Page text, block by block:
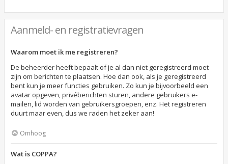
Aanmeld- en registratievragen
Waarom moet ik me registreren?
De beheerder heeft bepaalt of je al dan niet geregistreerd moet
zijn om berichten te plaatsen. Hoe dan ook, als je geregistreerd
bent kun je meer functies gebruiken. Zo kun je bijvoorbeeld een
avatar opgeven, privéberichten sturen, andere gebruikers e-
mailen, lid worden van gebruikersgroepen, enz. Het registreren
duurt maar even, dus we raden het zeker aan!
Omhoog
Wat is COPPA?